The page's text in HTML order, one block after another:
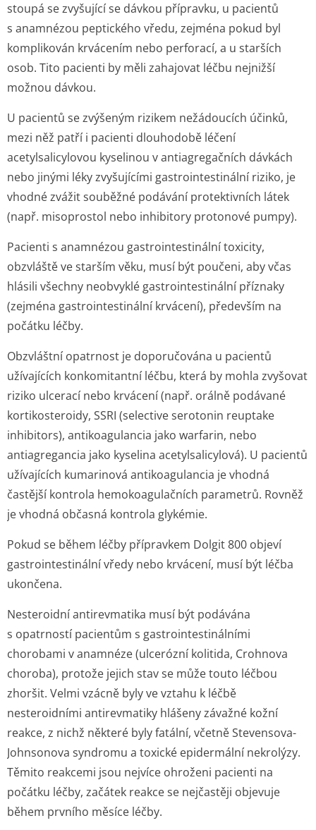
stoupá se zvyšující se dávkou přípravku, u pacientů
s anamnézou peptického vředu, zejména pokud byl
komplikován krvácením nebo perforací, a u starších
osob. Tito pacienti by měli zahajovat léčbu nejnižší
možnou dávkou.
U pacientů se zvýšeným rizikem nežádoucích účinků,
mezi něž patří i pacienti dlouhodobě léčení
acetylsalicylovou kyselinou v antiagregačních dávkách
nebo jinými léky zvyšujícími gastrointestinální riziko, je
vhodné zvážit souběžné podávání protektivních látek
(např. misoprostol nebo inhibitory protonové pumpy).
Pacienti s anamnézou gastrointestinální toxicity,
obzvláště ve starším věku, musí být poučeni, aby včas
hlásili všechny neobvyklé gastrointestinální příznaky
(zejména gastrointestinální krvácení), především na
počátku léčby.
Obzvláštní opatrnost je doporučována u pacientů
užívajících konkomitantní léčbu, která by mohla zvyšovat
riziko ulcerací nebo krvácení (např. orálně podávané
kortikosteroidy, SSRI (selective serotonin reuptake
inhibitors), antikoagulancia jako warfarin, nebo
antiagregancia jako kyselina acetylsalicylová). U pacientů
užívajících kumarinová antikoagulancia je vhodná
častější kontrola hemokoagulačních parametrů. Rovněž
je vhodná občasná kontrola glykémie.
Pokud se během léčby přípravkem Dolgit 800 objeví
gastrointestinální vředy nebo krvácení, musí být léčba
ukončena.
Nesteroidní antirevmatika musí být podávána
s opatrností pacientům s gastrointes­tinálními
chorobami v anamnéze (ulcerózní kolitida, Crohnova
choroba), protože jejich stav se může touto léčbou
zhoršit. Velmi vzácně byly ve vztahu k léčbě
nesteroidními antirevmatiky hlášeny závažné kožní
reakce, z nichž některé byly fatální, včetně Stevensova-
Johnsonova syndromu a toxické epidermální nekrolýzy.
Těmito reakcemi jsou nejvíce ohroženi pacienti na
počátku léčby, začátek reakce se nejčastěji objevuje
během prvního měsíce léčby.